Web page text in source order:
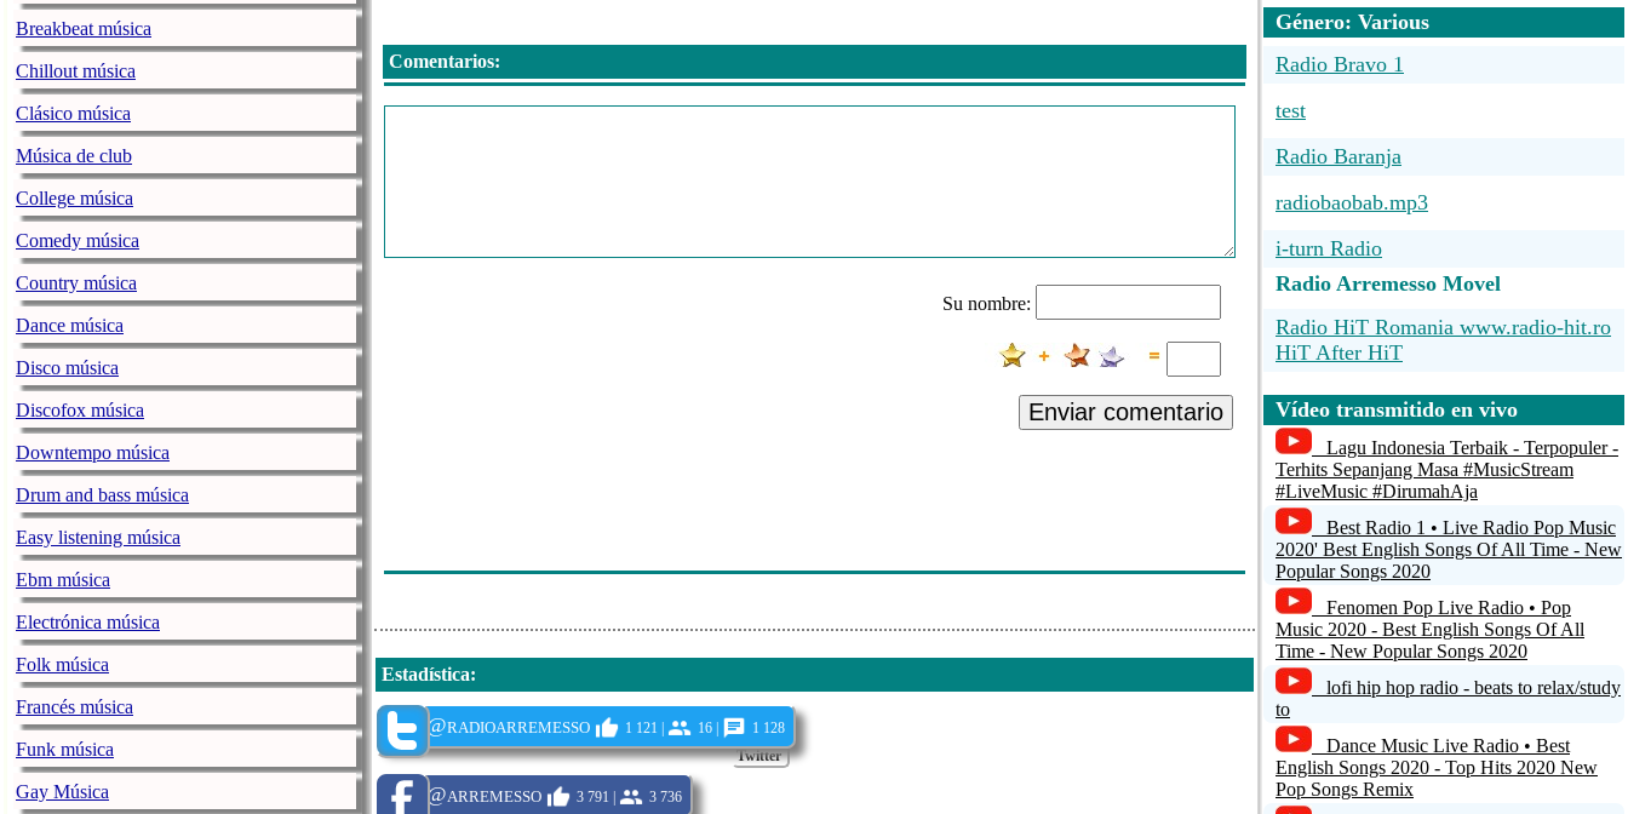
Breakbeat música
Chillout música
Clásico música
Música de club
College música
Comedy música
Country música
Dance música
Disco música
Discofox música
Downtempo música
Drum and bass música
Easy listening música
Ebm música
Electrónica música
Folk música
Francés música
Funk música
Gay Música
Miguel Azevedo - Rainha Do Tik Tok
Jorge Loureiro - Ela Vai Ter Que Mudar
Comentarios:
Su nombre:
Enviar comentario
Estadística:
Twitter
@radioarremesso 1 121 | 16 | 1 128
@arremesso 3 791 | 3 736
Género: Various
Radio Bravo 1
test
Radio Baranja
radiobaobab.mp3
i-turn Radio
Radio Arremesso Movel
Radio HiT Romania www.radio-hit.ro
HiT After HiT
radio relay
MB STUDIO
Radio Amra #StayHome!
Radio Altamar 102.3 FM
Vídeo transmitido en vivo
Lagu Indonesia Terbaik - Terpopuler -
Terhits Sepanjang Masa #MusicStream
#LiveMusic #DirumahAja
Best Radio 1 • Live Radio Pop Music
2020' Best English Songs Of All Time - New
Popular Songs 2020
Fenomen Pop Live Radio • Pop
Music 2020 - Best English Songs Of All
Time - New Popular Songs 2020
lofi hip hop radio - beats to relax/study
to
Dance Music Live Radio • Best
English Songs 2020 - Top Hits 2020 New
Pop Songs Remix